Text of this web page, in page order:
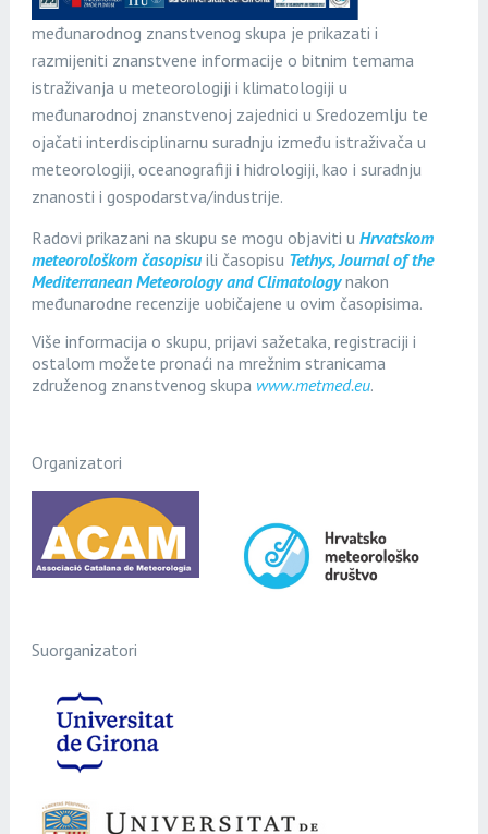
međunarodnog znanstvenog skupa je prikazati i
razmijeniti znanstvene informacije o bitnim temama
istraživanja u meteorologiji i klimatologiji u
međunarodnoj znanstvenoj zajednici u Sredozemlju te
ojačati interdisciplinarnu suradnju između istraživača u
meteorologiji, oceanografiji i hidrologiji, kao i suradnju
znanosti i gospodarstva/industrije.
Radovi prikazani na skupu se mogu objaviti u Hrvatskom
meteorološkom časopisuili časopisu Tethys, Journal of the
Mediterranean Meteorology and Climatologynakon
međunarodne recenzije uobičajene u ovim časopisima.
Više informacija o skupu, prijavi sažetaka, registraciji i
ostalom možete pronaći na mrežnim stranicama
združenog znanstvenog skupa www.metmed.eu.
Organizatori
Suorganizatori